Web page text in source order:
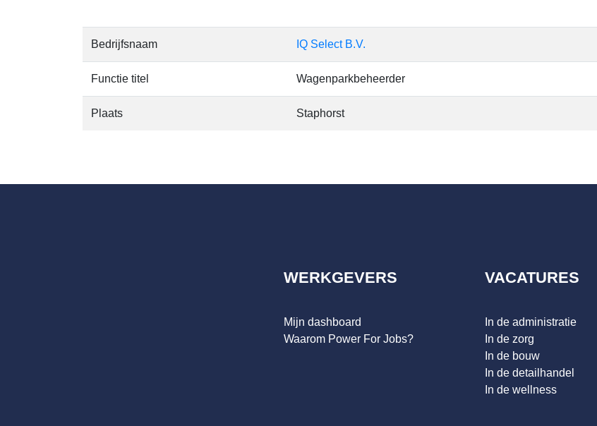
Bedrijfsnaam IQ Select B.V.
Functie titel Wagenparkbeheerder
Plaats Staphorst
WERKGEVERS
Mijn dashboard
Waarom Power For Jobs?
VACATURES
In de administratie
In de zorg
In de bouw
In de detailhandel
In de wellness